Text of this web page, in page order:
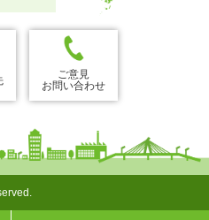
ご意見
お問い合わせ